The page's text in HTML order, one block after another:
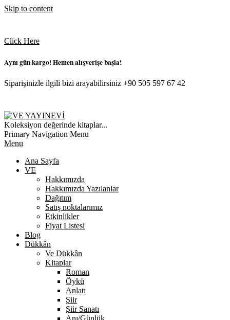
Skip to content
Click Here
Aynı gün kargo! Hemen alışverişe başla!
Siparişinizle ilgili bizi arayabilirsiniz +90 505 597 67 42
VE
YAYINEVI
Koleksiyon değerinde kitaplar...
Primary Navigation Menu
Menu
Ana Sayfa
VE
Hakkımızda
Hakkımızda Yazılanlar
Dağıtım
Satış noktalarımız
Etkinlikler
Fiyat Listesi
Blog
Dükkân
Ve Dükkân
Kitaplar
Roman
Öykü
Anlatı
Şiir
Şiir Sanatı